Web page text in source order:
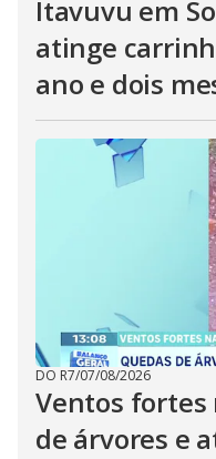
Itavuvu em
atinge
ano e dois
DO R7/07/08/2026
Ventos fortes
de árvores e